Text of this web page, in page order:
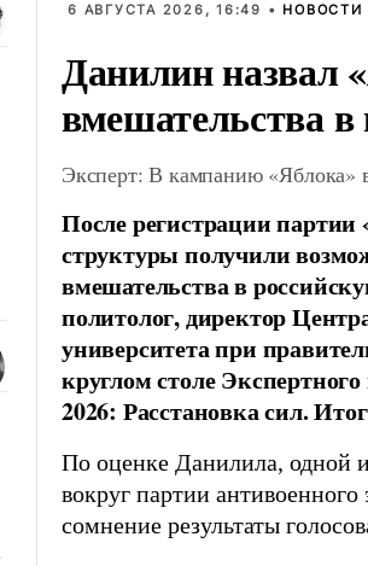
6 АВГУСТА 2026, 16:49 • НОВОСТИ
Данилин назвал
вмешательства
Эксперт: В кампанию «Яблока»
После регистрации
структуры получили
вмешательства в
политолог, директор
университета при
круглом столе
2026: Расстановка сил.
По оценке Данилила, одной
вокруг партии
сомнение результаты